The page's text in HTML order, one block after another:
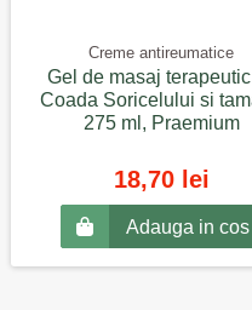
Creme antireumatice
Gel de masaj
Coada Soricelului si
275 ml, Praemium
18,70 lei
Adauga in cos